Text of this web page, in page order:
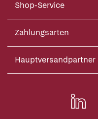
Shop-Service
Zahlungsarten
Hauptversandpartner